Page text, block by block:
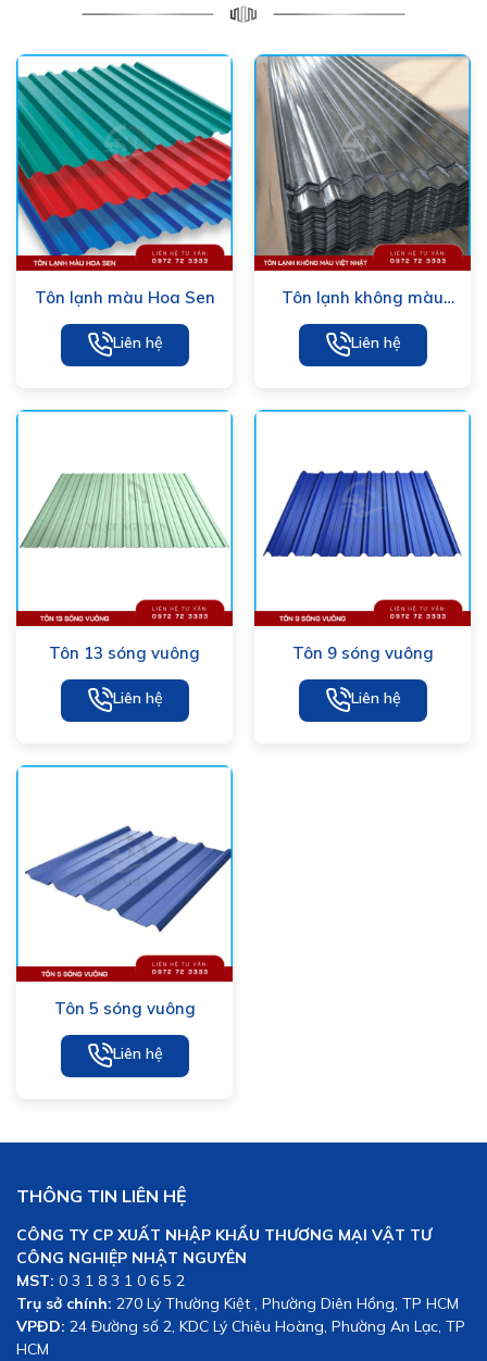
Tôn lạnh màu Hoa Sen
Liên hệ
Tôn lạnh không màu
Liên hệ
Tôn 13 sóng vuông
Liên hệ
Tôn 9 sóng vuông
Liên hệ
Tôn 5 sóng vuông
Liên hệ
THÔNG TIN LIÊN HỆ
CÔNG TY CP XUẤT NHẬP KHẨU THƯƠNG MẠI VẬT TƯ
CÔNG NGHIỆP NHẬT NGUYÊN
MST: 0 3 1 8 3 1 0 6 5 2
Trụ sở chính: 270 Lý Thường Kiệt , Phường Diên Hồng, TP HCM
VPĐD: 24 Đường số 2, KDC Lý Chiêu Hoàng, Phường An Lạc, TP
HCM